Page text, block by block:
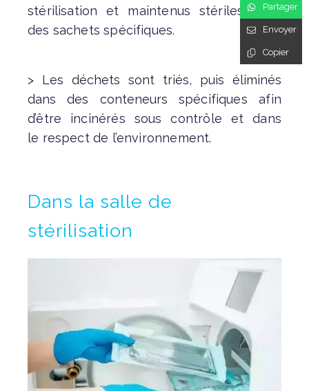
stérilisationet maintenus stériles dans
des sachets spécifiques.
> Les déchets sont triés, puis éliminés
dans des conteneurs spécifiques afin
d’être incinérés sous contrôle et dans
le respect de l’environnement.
Dans la salle de
stérilisation
Partager
Envoyer
Copier